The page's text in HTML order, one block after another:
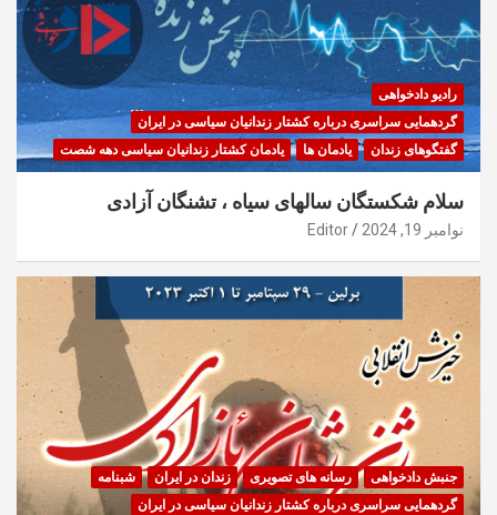
رادیو دادخواهی
گردهمایی سراسری درباره کشتار زندانیان سیاسی در ایران
گفتگوهای زندان
یادمان ها یادمان کشتار زندانیان سیاسی دهه شصت
سلام شکستگان سالهای سیاه ، تشنگان آزادی
نوامبر 19, 2024 Editor
جنبش دادخواهی رسانه های تصویری زندان در ایران
شبنامه
گردهمایی سراسری درباره کشتار زندانیان سیاسی در ایران